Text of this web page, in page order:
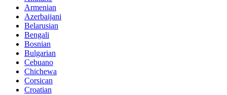
Armenian
Azerbaijani
Belarusian
Bengali
Bosnian
Bulgarian
Cebuano
Chichewa
Corsican
Croatian